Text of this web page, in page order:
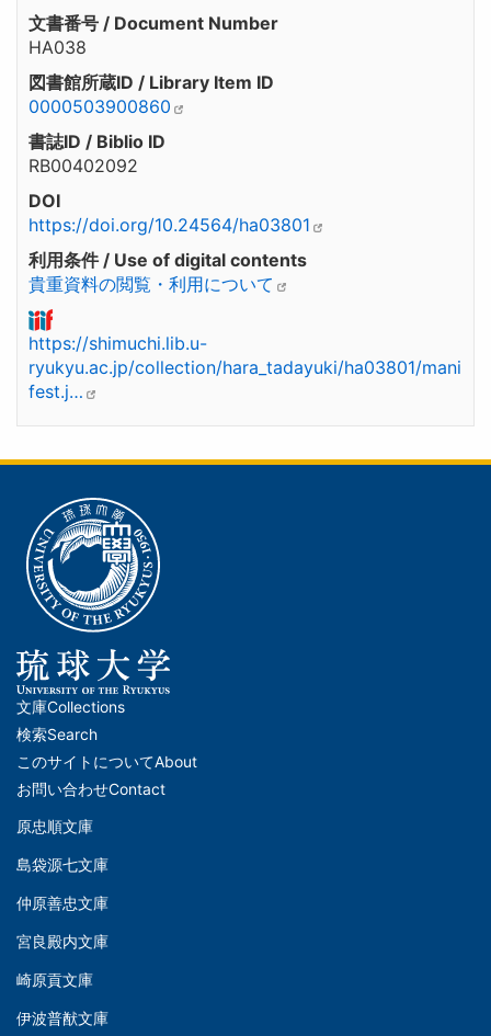
文書番号 / Document Number
HA038
図書館所蔵ID / Library Item ID
0000503900860
書誌ID / Biblio ID
RB00402092
DOI
https://doi.org/10.24564/ha03801
利用条件 / Use of digital contents
貴重資料の閲覧・利用について
https://shimuchi.lib.u-
ryukyu.ac.jp/collection/hara_tadayuki/ha03801/mani
fest.j…
メ
イ
ン
ナ
ビ
ー
シ
ョ
ン
文庫Collections
検索Search
このサイトについてAbout
お問い合わせContact
文
(Left)
原忠順文庫
島袋源七文庫
仲原善忠文庫
文
宮良殿内文庫
崎原貢文庫
伊波普猷文庫